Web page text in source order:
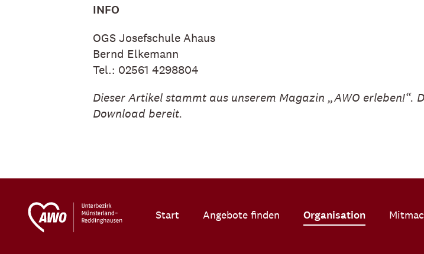
INFO
OGS Josefschule Ahaus
Bernd Elkemann
Tel.: 02561 4298804
Dieser Artikel stammt aus unserem Magazin „AWO erleben!“.
Download bereit.
Start Angebote finden Organisation